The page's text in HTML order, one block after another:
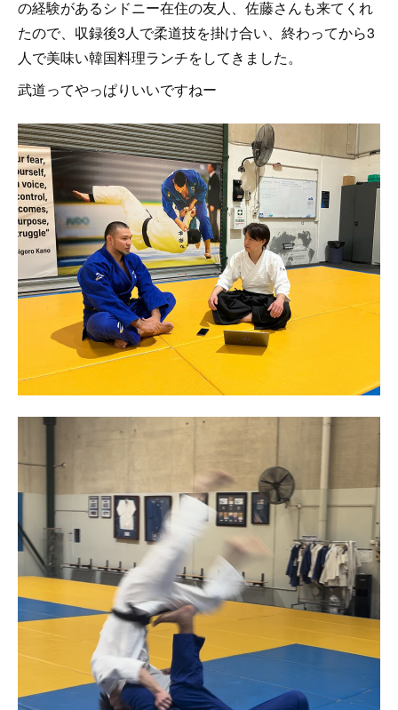
の経験があるシドニー在住の友人、佐藤さんも来てくれ
たので、収録後3人で柔道技を掛け合い、終わってから3
人で美味い韓国料理ランチをしてきました。
武道ってやっぱりいいですねー